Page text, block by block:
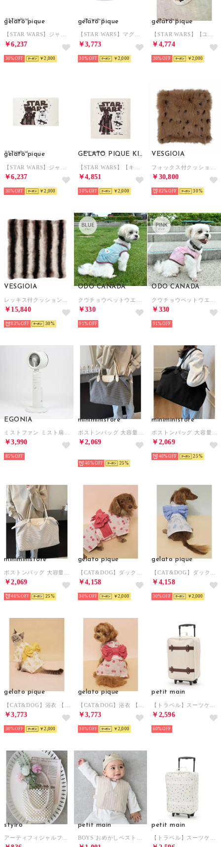
gelato pique
￥6,237
30% ￥2,000
gelato pique
￥3,773
30% ￥2,000
gelato pique
￥4,774
30% ￥2,000
gelato pique
￥6,237
30% ￥2,000
GELATO PIQUE KIDS & BABY
￥4,851
30% ￥2,000
VESGIOIA
￥30,800
82% 30
VESGIOIA
￥15,840
83% 30
ODO CANADA
￥330
91%
ODO CANADA
￥330
91%
EGONIA
￥3,990
85%
miniministore
￥2,069
40% 25
miniministore
￥2,069
40% 25
miniministore
￥2,069
40% 25
gelato pique
￥4,158
30% ￥2,000
gelato pique
￥4,158
30% ￥2,000
gelato pique
￥3,773
30% ￥2,000
gelato pique
￥3,773
30% ￥2,000
petit main
￥2,596
60%
styiro petit main petit main